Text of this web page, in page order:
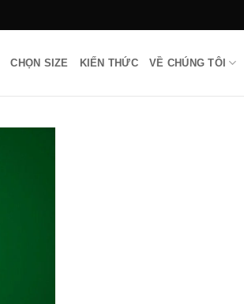
CHỌN SIZE KIẾN THỨC VỀ CHÚNG TÔI